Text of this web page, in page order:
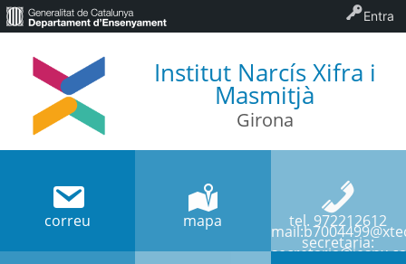
Institut Narcís Xifra i
Masmitjà
Girona
correu mapa tel. 972212612
secretaria:
Entra